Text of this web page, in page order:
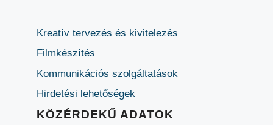
Kreatív tervezés és kivitelezés
Filmkészítés
Kommunikációs szolgáltatások
Hirdetési lehetőségek
KÖZÉRDEKŰ ADATOK